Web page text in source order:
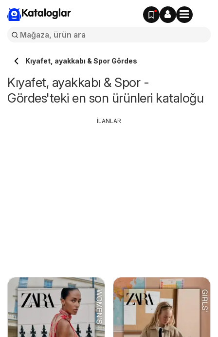
Kataloglar
Kıyafet, ayakkabı & Spor Gördes
Kıyafet, ayakkabı & Spor -
Gördes'teki en son ürünleri kataloğu
İLANLAR